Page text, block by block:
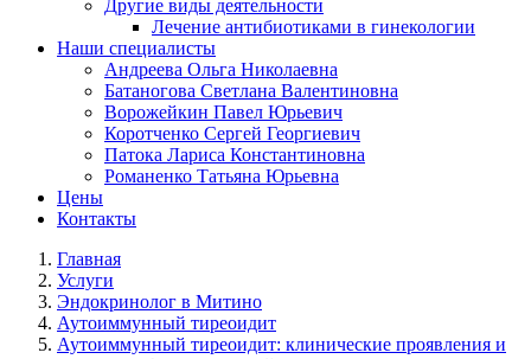
Другие виды деятельности
Лечение антибиотиками в гинекологии
Наши специалисты
Андреева Ольга Николаевна
Батаногова Светлана Валентиновна
Ворожейкин Павел Юрьевич
Коротченко Сергей Георгиевич
Патока Лариса Константиновна
Романенко Татьяна Юрьевна
Цены
Контакты
Главная
Услуги
Эндокринолог в Митино
Аутоиммунный тиреоидит
Аутоиммунный тиреоидит: клинические проявления и